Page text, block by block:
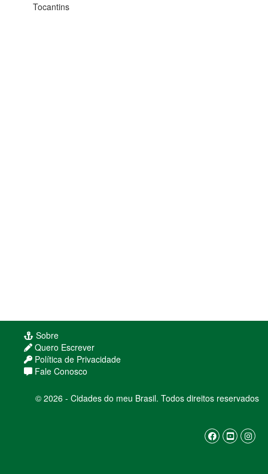
Tocantins
Sobre
Quero Escrever
Política de Privacidade
Fale Conosco
© 2026 - Cidades do meu Brasil. Todos direitos reservados